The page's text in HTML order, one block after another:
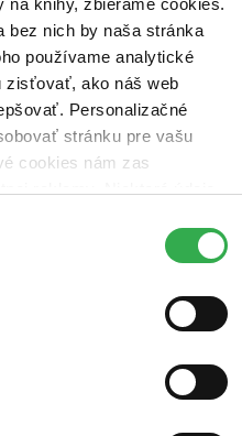
knihy, zbierame cookies.
bez nich by naša stránka
používame analytické
zisťovať, ako náš web
Personalizačné
stránku pre vašu
cookies nám zas
tieto cookies. Ďakujeme!
ktorí sú rýchlejší, ostrejší a